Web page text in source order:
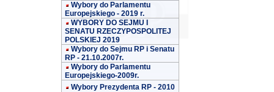
Wybory do Parlamentu
Europejskiego - 2019 r.
WYBORY DO SEJMU I
SENATU RZECZYPOSPOLITEJ
POLSKIEJ 2019
Wybory do Sejmu RP i Senatu
RP - 21.10.2007r.
Wybory do Parlamentu
Europejskiego-2009r.
Wybory Prezydenta RP - 2010